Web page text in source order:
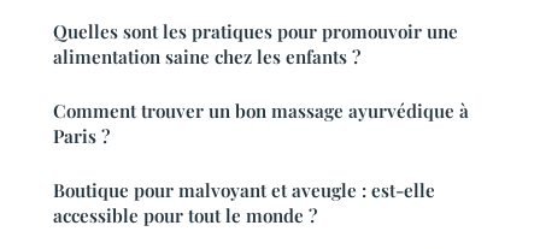
Quelles sont les pratiques pour promouvoir une
alimentation saine chez les enfants ?
Comment trouver un bon massage ayurvédique à
Paris ?
Boutique pour malvoyant et aveugle : est-elle
accessible pour tout le monde ?